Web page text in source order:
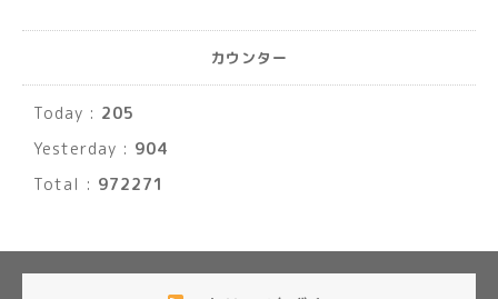
カウンター
Today : 205
Yesterday : 904
Total : 972271